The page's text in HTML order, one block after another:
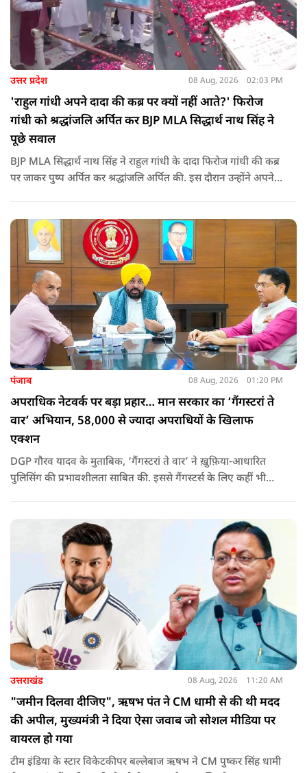
उत्तर प्रदेश 08 Aug, 2026 02:03 PM
'राहुल गांधी अपने दादा की कब्र पर क्यों नहीं आते?' फिरोज
गांधी को श्रद्धांजलि अर्पित कर BJP MLA सिद्धार्थ नाथ सिंह ने
पूछे सवाल
BJP MLA सिद्धार्थ नाथ सिंह ने राहुल गांधी के दादा फिरोज गांधी की कब्र
पर जाकर पुष्प अर्पित कर श्रद्धांजलि अर्पित की. इस दौरान उन्होंने अपने
कि वह भविष्य में क्या करें.
पंजाब 08 Aug, 2026 01:20 PM
अपराधिक नेटवर्क पर बड़ा प्रहार… मान सरकार का ‘गैंगस्टरां ते
वार’ अभियान, 58,000 से ज्यादा अपराधियों के खिलाफ
एक्शन
DGP गौरव यादव के मुताबिक, ‘गैंगस्टरां ते वार’ ने ख़ुफ़िया-आधारित
पुलिसिंग की प्रभावशीलता साबित की. इससे गैंगस्टर्स के लिए कहीं भी
उत्तराखंड 08 Aug, 2026 11:20 AM
"जमीन दिलवा दीजिए", ऋषभ पंत ने CM धामी से की थी मदद
की अपील, मुख्यमंत्री ने दिया ऐसा जवाब जो सोशल मीडिया पर
वायरल हो गया
टीम इंडिया के स्टार विकेटकीपर बल्लेबाज ऋषभ ने CM पुष्कर सिंह धामी